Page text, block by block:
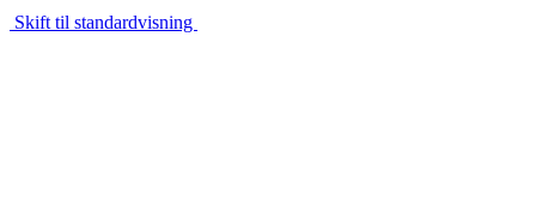
Skift til standardvisning